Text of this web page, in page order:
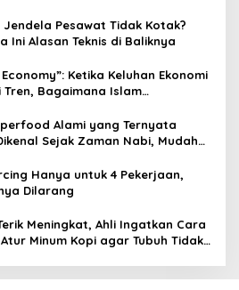
Jendela Pesawat Tidak Kotak?
Ini Alasan Teknis di Baliknya
Economy”: Ketika Keluhan Ekonomi
Tren, Bagaimana Islam
Alami yang Ternyata
Sejak Zaman Nabi, Mudah
Hanya untuk 4 Pekerjaan,
Dilarang
Meningkat, Ahli Ingatkan Cara
Minum Kopi agar Tubuh Tidak